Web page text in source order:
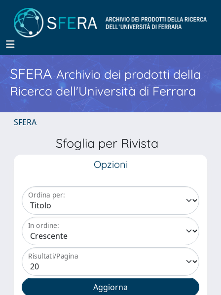
SFERA Archivio dei prodotti della
Ricerca dell'Università di Ferrara
SFERA
Sfoglia per Rivista
Opzioni
Ordina per:
In ordine:
Risultati/Pagina